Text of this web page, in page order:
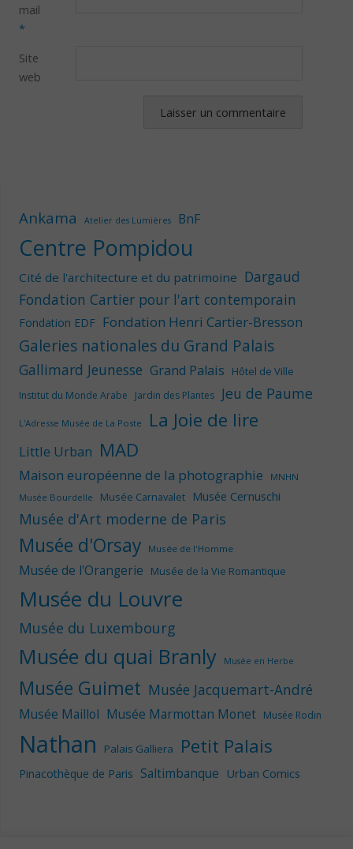
mail
*
Site
web
Ankama Atelier des Lumières BnF
Centre Pompidou
Cité de l'architecture et du patrimoine Dargaud
Fondation Cartier pour l'art contemporain
Fondation EDF Fondation Henri Cartier-Bresson
Galeries nationales du Grand Palais
Gallimard Jeunesse Grand Palais Hôtel de Ville
Institut du Monde Arabe Jardin des Plantes Jeu de Paume
L'Adresse Musée de La Poste La Joie de lire
Little Urban MAD
Maison européenne de la photographie
MNHN
Musée Bourdelle
Musée Carnavalet Musée Cernuschi
Musée d'Art moderne de Paris
Musée d'Orsay Musée de l'Homme
Musée de l'Orangerie Musée de la Vie Romantique
Musée du Louvre
Musée du Luxembourg
Musée du quai Branly Musée en Herbe
Musée Guimet Musée Jacquemart-André
Musée Maillol Musée Marmottan Monet Musée Rodin
Nathan Palais Galliera Petit Palais
Pinacothèque de Paris Saltimbanque Urban Comics